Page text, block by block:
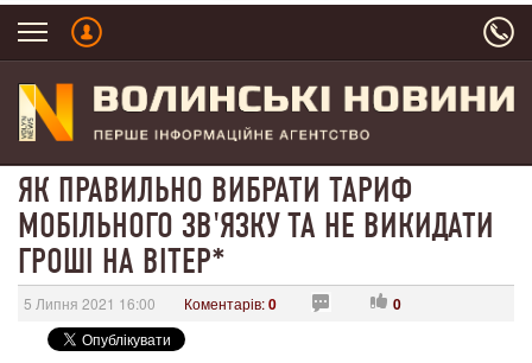
ЯК ПРАВИЛЬНО ВИБРАТИ ТАРИФ
МОБІЛЬНОГО ЗВ'ЯЗКУ ТА НЕ ВИКИДАТИ
ГРОШІ НА ВІТЕР*
5 Липня 2021 16:00 Коментарів:0 0